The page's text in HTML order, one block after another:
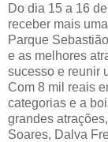
Do dia 15 a 16
receber mais
Parque
e as melhores
sucesso e reunir
Com 8 mil reais
categorias e a
grandes
Soares, Dalva